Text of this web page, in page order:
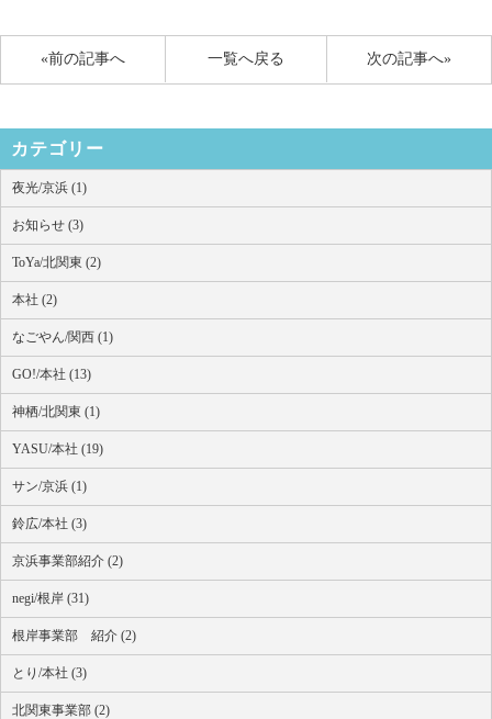
«前の記事へ 次の記事へ»
一覧へ戻る
カテゴリー
夜光/京浜 (1)
お知らせ (3)
ToYa/北関東 (2)
本社 (2)
なごやん/関西 (1)
GO!/本社 (13)
神栖/北関東 (1)
YASU/本社 (19)
サン/京浜 (1)
鈴広/本社 (3)
京浜事業部紹介 (2)
negi/根岸 (31)
根岸事業部 紹介 (2)
とり/本社 (3)
北関東事業部 (2)